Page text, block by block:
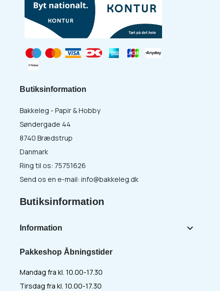
Pakkeshop Åbningstider
Mandag fra kl. 10.00-17.30
Tirsdag fra kl. 10.00-17.30
Butiksinformation
Bakkeleg - Papir & Hobby
Søndergade 44
8740 Brædstrup
Danmark
Ring til os: 75751626
Send os en e-mail: info@bakkeleg.dk
Butiksinformation
Information 